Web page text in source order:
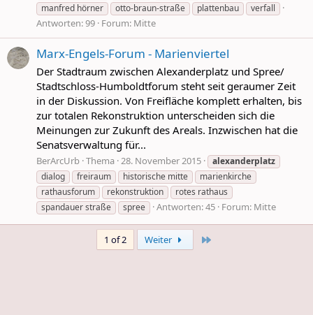
manfred hörner
otto-braun-straße plattenbau verfall
Antworten: 99 Forum: Mitte
Marx-Engels-Forum - Marienviertel
Der Stadtraum zwischen Alexanderplatz und Spree/
Stadtschloss-Humboldtforum steht seit geraumer Zeit
in der Diskussion. Von Freifläche komplett erhalten, bis
zur totalen Rekonstruktion unterscheiden sich die
Meinungen zur Zukunft des Areals. Inzwischen hat die
Senatsverwaltung für...
BerArcUrb Thema 28. November 2015
alexanderplatz
dialog
freiraum historische mitte
marienkirche
rathausforum
rekonstruktion
rotes rathaus
spandauer straße
spree Antworten: 45 Forum: Mitte
1 of 2 Weiter